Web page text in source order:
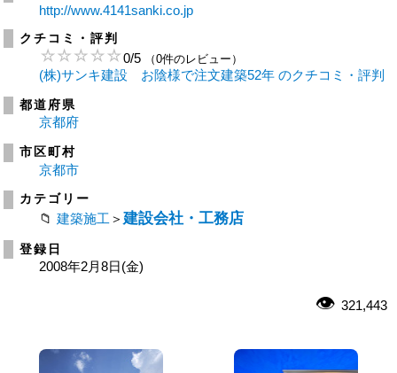
http://www.4141sanki.co.jp
クチコミ・評判
0/5 （0件のレビュー）
(株)サンキ建設 お陰様で注文建築52年 のクチコミ・評判
都道府県
京都府
市区町村
京都市
カテゴリー
建築施工 ＞ 建設会社・工務店
登録日
2008年2月8日(金)
321,443